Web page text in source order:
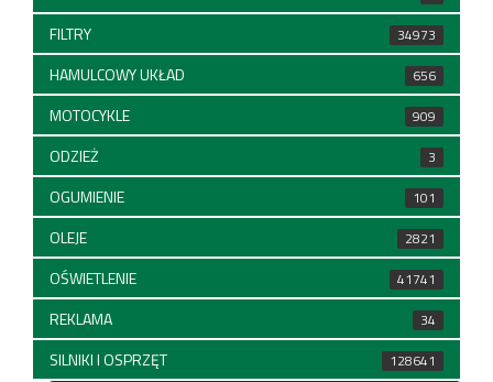
FILTRY 34973
HAMULCOWY UKŁAD 656
MOTOCYKLE 909
ODZIEŻ 3
OGUMIENIE 101
OLEJE 2821
OŚWIETLENIE 41741
REKLAMA 34
SILNIKI I OSPRZĘT 128641